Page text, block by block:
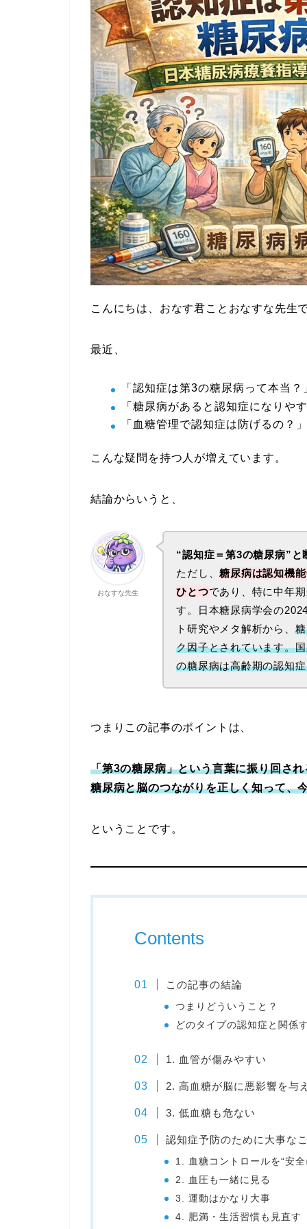
こんにちは、おなす君ことおなすな先生
最近、
「認知症は第3の糖尿病って本当？
「糖尿病があると認知症になりや
「血糖管理で認知症は防げるの？」
こんな疑問を持つ人が増えています。
結論からいうと、
おなすな先生
“認知症＝第3の糖尿病”と
ただし、糖尿病は認知機
ひとつであり、特に中年
す。日本糖尿病学会の
ト研究やメタ解析から、
ク因子とされています。
の糖尿病は高齢期の認知
つまりこの記事のポイントは、
「第3の糖尿病」という言葉に振り回さ
糖尿病と脳のつながりを正しく知って、
ということです。
Contents
この記事の結論
つまりどういうこと？
どのタイプの認知症と関係
1. 血管が傷みやすい
2. 高血糖が脳に悪影響を与
3. 低血糖も危ない
認知症予防のために大事な
1. 血糖コントロールを“安全
2. 血圧も一緒に見る
3. 運動はかなり大事
4. 肥満・生活習慣も見直す